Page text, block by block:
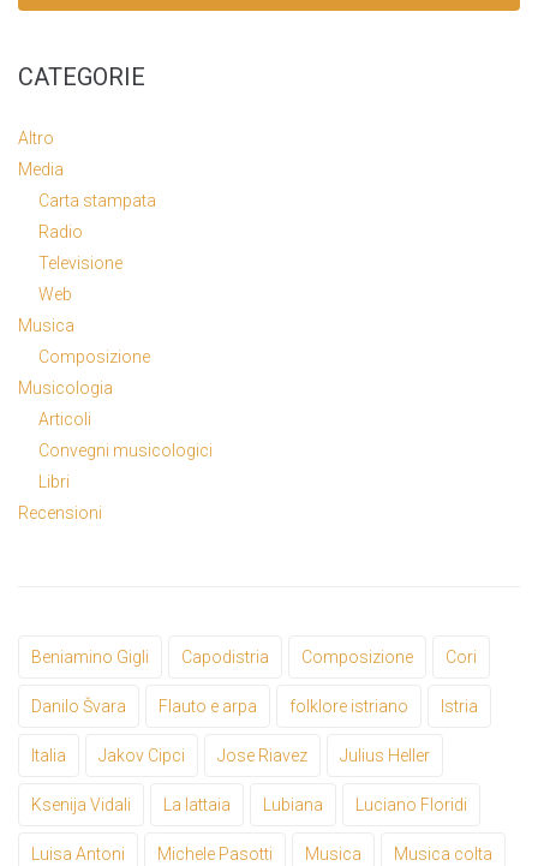
CATEGORIE
Altro
Media
Carta stampata
Radio
Televisione
Web
Musica
Composizione
Musicologia
Articoli
Convegni musicologici
Libri
Recensioni
Beniamino Gigli Capodistria Composizione Cori
Danilo Švara Flauto e arpa folklore istriano Istria
Italia Jakov Cipci Jose Riavez Julius Heller
Ksenija Vidali La lattaia Lubiana Luciano Floridi
Luisa Antoni Michele Pasotti Musica Musica colta